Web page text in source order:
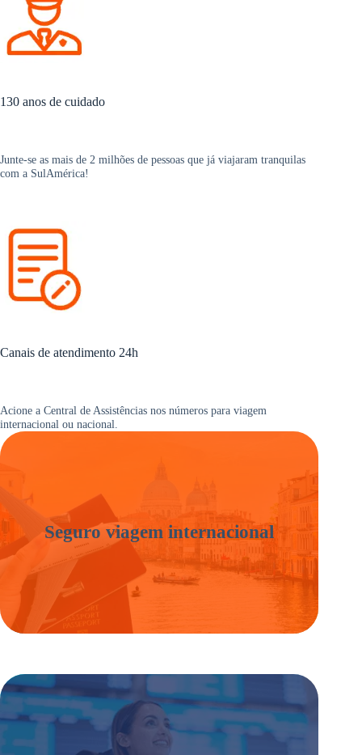
130 anos de cuidado
Junte-se as mais de 2 milhões de pessoas que já viajaram tranquilas
com a SulAmérica!
Canais de atendimento 24h
Acione a Central de Assistências nos números para viagem
internacional ou nacional.
Seguro viagem internacional